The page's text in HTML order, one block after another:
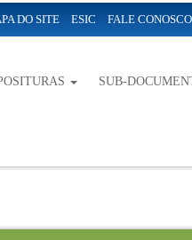
DO SITE ESIC FALE
SUB-